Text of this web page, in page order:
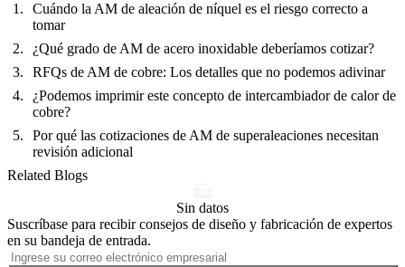
Cuándo la AM de aleación de níquel es el riesgo correcto a
tomar
¿Qué grado de AM de acero inoxidable deberíamos cotizar?
RFQs de AM de cobre: Los detalles que no podemos adivinar
¿Podemos imprimir este concepto de intercambiador de calor de
cobre?
Por qué las cotizaciones de AM de superaleaciones necesitan
revisión adicional
Related Blogs
Sin datos
Suscríbase para recibir consejos de diseño y fabricación de expertos
en su bandeja de entrada.